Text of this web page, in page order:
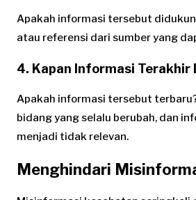
Apakah informasi tersebut
atau referensi dari sumber yang
4. Kapan Informasi Terakhir
Apakah informasi tersebut
bidang yang selalu berubah, dan
menjadi tidak relevan.
Menghindari